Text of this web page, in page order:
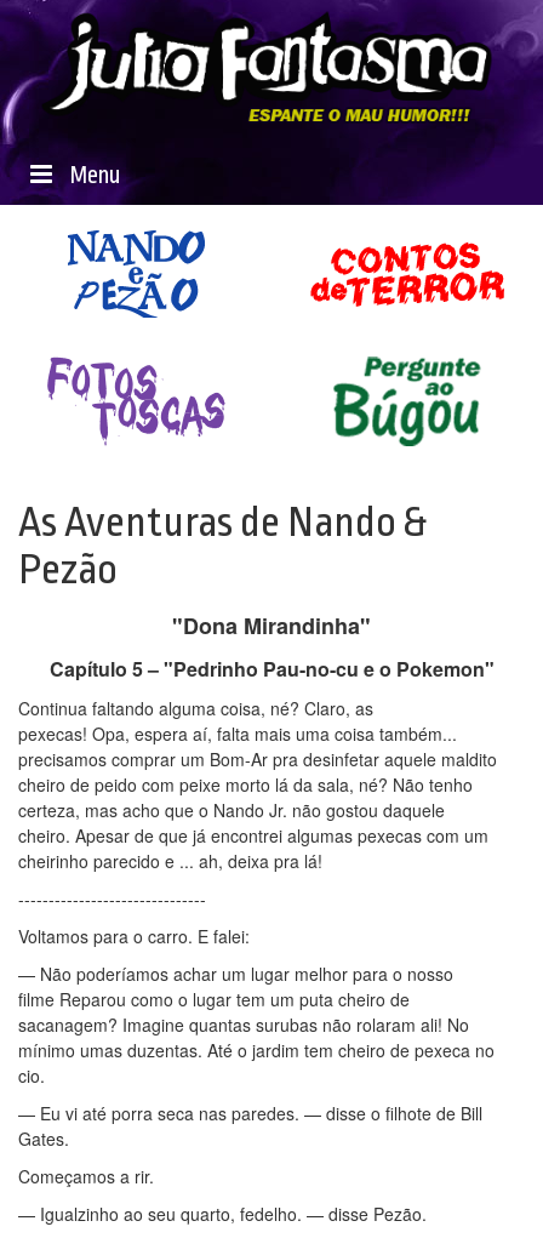
Menu
As Aventuras de Nando &
Pezão
"Dona Mirandinha"
Capítulo 5 – "Pedrinho Pau-no-cu e o Pokemon"
Continua faltando alguma coisa, né? Claro, as
pexecas! Opa, espera aí, falta mais uma coisa também...
precisamos comprar um Bom-Ar pra desinfetar aquele maldito
cheiro de peido com peixe morto lá da sala, né? Não tenho
certeza, mas acho que o Nando Jr. não gostou daquele
cheiro. Apesar de que já encontrei algumas pexecas com um
cheirinho parecido e ... ah, deixa pra lá!
-------------------------------
Voltamos para o carro. E falei:
— Não poderíamos achar um lugar melhor para o nosso
filme Reparou como o lugar tem um puta cheiro de
sacanagem? Imagine quantas surubas não rolaram ali! No
mínimo umas duzentas. Até o jardim tem cheiro de pexeca no
cio.
— Eu vi até porra seca nas paredes. — disse o filhote de Bill
Gates.
Começamos a rir.
— Igualzinho ao seu quarto, fedelho. — disse Pezão.